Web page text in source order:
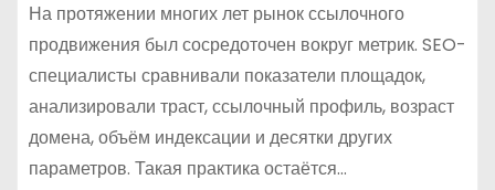
На протяжении многих лет рынок ссылочного
продвижения был сосредоточен вокруг метрик. SEO-
специалисты сравнивали показатели площадок,
анализировали траст, ссылочный профиль, возраст
домена, объём индексации и десятки других
параметров. Такая практика остаётся…